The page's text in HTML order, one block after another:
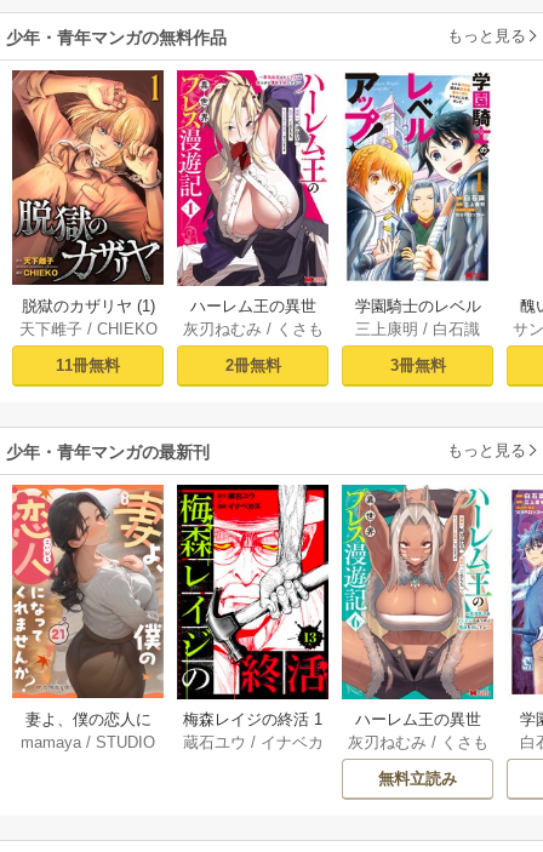
少年・青年マンガの無料作品 もっと見る
脱獄のカザリヤ (1)
天下雌子/ CHIEKO
11冊無料
ハーレム王の異世
界プレス漫遊記 ～
最強無双のおじさ
んはあらゆる種族
ミック） 1巻
灰刃ねむみ / くさも
2冊無料
学園騎士のレベル
アップ！レベル100
0超えの転生者、落
ちこぼれクラスに
（コミック） ： 1
三上康明 / 白石識
3冊無料
醜
同
サ
少年・青年マンガの最新刊 もっと見る
妻よ、僕の恋人に
なってくれません
mamaya /STUDIO
梅森レイジの終活 1
3巻
蔵石ユウ / イナベカ
ハーレム王の異世
界プレス漫遊記 ～
最強無双のおじさ
んはあらゆる種族
ミック） 6巻
灰刃ねむみ / くさも
ち
無料立読み
学
ア
（
白